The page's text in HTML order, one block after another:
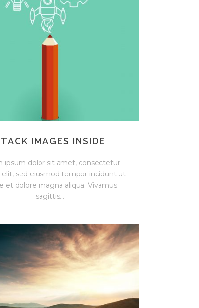
IMAGES INSIDE
ipsum dolor sit amet, consectetur
elit, sed eiusmod tempor incidunt ut
et dolore magna aliqua. Vivamus
sagittis...